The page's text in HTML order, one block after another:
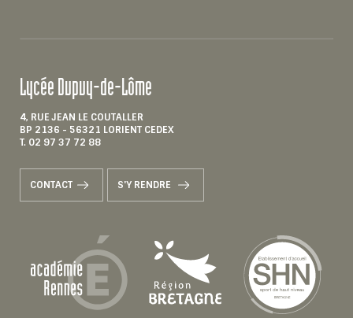
Lycée Dupuy-de-Lôme
4, RUE JEAN LE COUTALLER
BP 2136 - 56321 LORIENT CEDEX
T. 02 97 37 72 88
CONTACT S'Y RENDRE